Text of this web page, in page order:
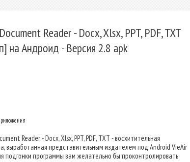
Reader - Docx, Xlsx, PPT, PDF, TXT
на Андроид - Версия 2.8 apk
Reader - Docx, Xlsx, PPT, PDF, TXT - восхитительная
выработанная представительным издателем под Android VieAir
подгонки программы вам желательно бы проконтролировать